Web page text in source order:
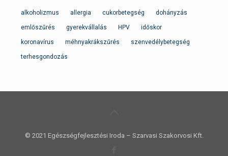
alkoholizmus allergia cukorbetegség dohányzás
emlőszűrés gyerekvállalás HPV időskor
koronavírus méhnyakrákszűrés szenvedélybetegség
terhesgondozás
© 2021 Egészségfejlesztési Iroda – Szarvasi Szakorvosi Kft.